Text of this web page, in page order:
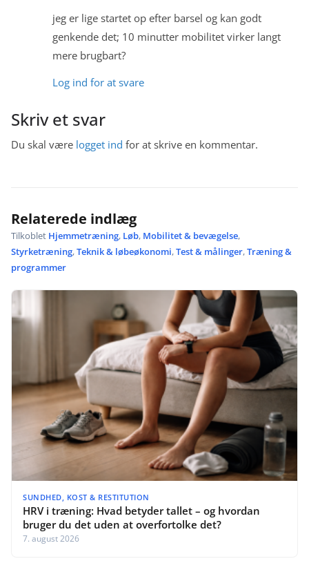
jeg er lige startet op efter barsel og kan godt
genkende det; 10 minutter mobilitet virker langt
mere brugbart?
Log ind for at svare
Skriv et svar
Du skal være logget ind for at skrive en kommentar.
Relaterede indlæg
Tilkoblet Hjemmetræning, Løb, Mobilitet & bevægelse,
Styrketræning,Teknik & løbeøkonomi,Test & målinger,Træning &
programmer
SUNDHED, KOST & RESTITUTION
HRV i træning: Hvad betyder tallet – og hvordan
bruger du det uden at overfortolke det?
7. august 2026